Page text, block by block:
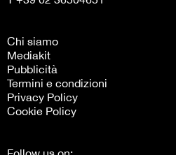
Chi siamo
Mediakit
Pubblicità
Termini e condizioni
Privacy Policy
Cookie Policy